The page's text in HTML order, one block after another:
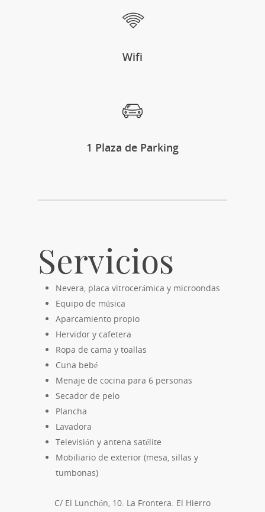
Wifi
1 Plaza de Parking
Servicios
Nevera, placa vitrocerámica y microondas
Equipo de música
Aparcamiento propio
Hervidor y cafetera
Ropa de cama y toallas
Cuna bebé
Menaje de cocina para 6 personas
Secador de pelo
Plancha
Lavadora
Televisión y antena satélite
Mobiliario de exterior (mesa, sillas y
tumbonas)
C/ El Lunchón, 10. La Frontera. El Hierro